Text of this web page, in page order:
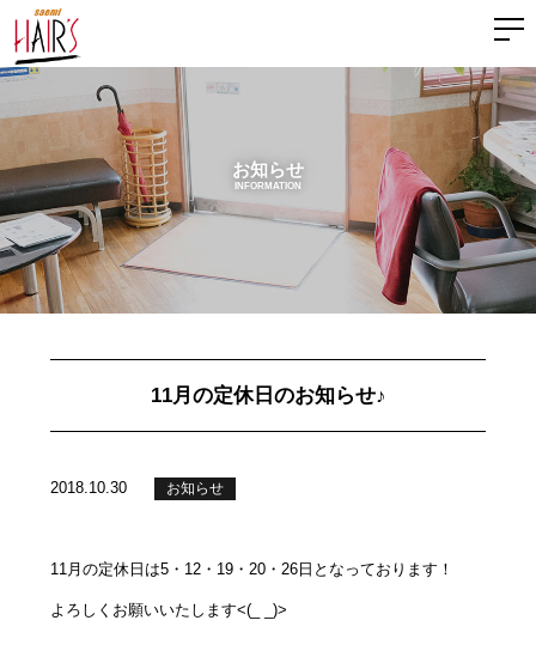
お知らせ
INFORMATION
11月の定休日のお知らせ♪
2018.10.30 お知らせ
11月の定休日は5・12・19・20・26日となっております！
よろしくお願いいたします<(_ _)>